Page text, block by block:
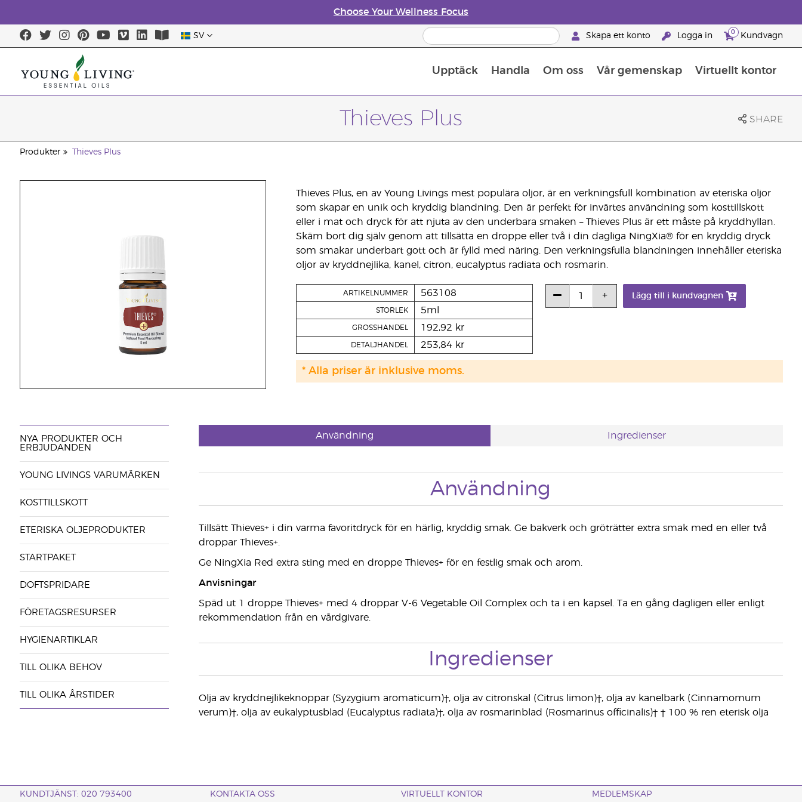
Choose Your Wellness Focus
SV Skapa ett konto Logga in 0 Kundvagn
Upptäck Handla Om oss Vår gemenskap Virtuellt kontor
Thieves Plus SHARE
Produkter Thieves Plus
Thieves Plus, en av Young Livings mest populära oljor, är en verkningsfull kombination av eteriska oljor
som skapar en unik och kryddig blandning. Den är perfekt för invärtes användning som kosttillskott
eller i mat och dryck för att njuta av den underbara smaken – Thieves Plus är ett måste på kryddhyllan.
Skäm bort dig själv genom att tillsätta en droppe eller två i din dagliga NingXia® för en kryddig dryck
som smakar underbart gott och är fylld med näring. Den verkningsfulla blandningen innehåller eteriska
oljor av kryddnejlika, kanel, citron, eucalyptus radiata och rosmarin.
ARTIKELNUMMER 563108
STORLEK 5ml
GROSSHANDEL 192,92 kr
DETALJHANDEL 253,84 kr
Lägg till i kundvagnen
* Alla priser är inklusive moms.
NYA PRODUKTER OCH
ERBJUDANDEN
YOUNG LIVINGS VARUMÄRKEN
KOSTTILLSKOTT
ETERISKA OLJEPRODUKTER
STARTPAKET
DOFTSPRIDARE
FÖRETAGSRESURSER
HYGIENARTIKLAR
TILL OLIKA BEHOV
TILL OLIKA ÅRSTIDER
Användning Ingredienser
Användning
Tillsätt Thieves+ i din varma favoritdryck för en härlig, kryddig smak. Ge bakverk och gröträtter extra smak med en eller två
droppar Thieves+.
Ge NingXia Red extra sting med en droppe Thieves+ för en festlig smak och arom.
Anvisningar
Späd ut 1 droppe Thieves+ med 4 droppar V-6 Vegetable Oil Complex och ta i en kapsel. Ta en gång dagligen eller enligt
rekommendation från en vårdgivare.
Ingredienser
Olja av kryddnejlikeknoppar (Syzygium aromaticum)†, olja av citronskal (Citrus limon)†, olja av kanelbark (Cinnamomum
verum)†, olja av eukalyptusblad (Eucalyptus radiata)†, olja av rosmarinblad (Rosmarinus officinalis)† † 100 % ren eterisk olja
KUNDTJÄNST: 020 793400 KONTAKTA OSS VIRTUELLT KONTOR MEDLEMSKAP